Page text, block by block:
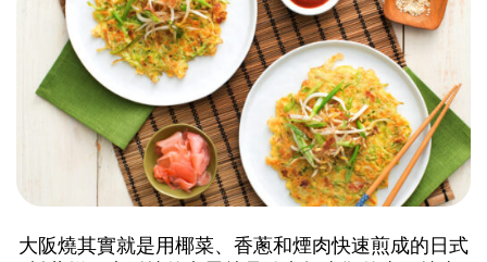
大阪燒其實就是用椰菜、香蔥和煙肉快速煎成的日式